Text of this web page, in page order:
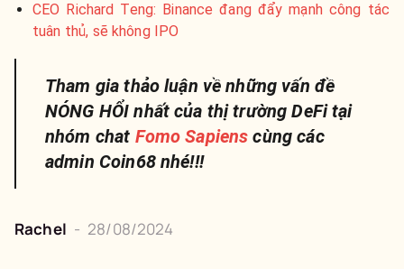
CEO Richard Teng: Binance đang đẩy mạnh công tác
tuân thủ, sẽ không IPO
Tham gia thảo luận về những vấn đề
NÓNG HỔI nhất của thị trường DeFi tại
nhóm chat Fomo Sapiens cùng các
admin Coin68 nhé!!!
Rachel - 28/08/2024